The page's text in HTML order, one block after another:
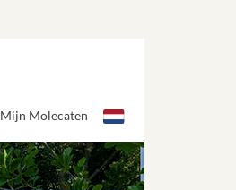
Mijn Molecaten